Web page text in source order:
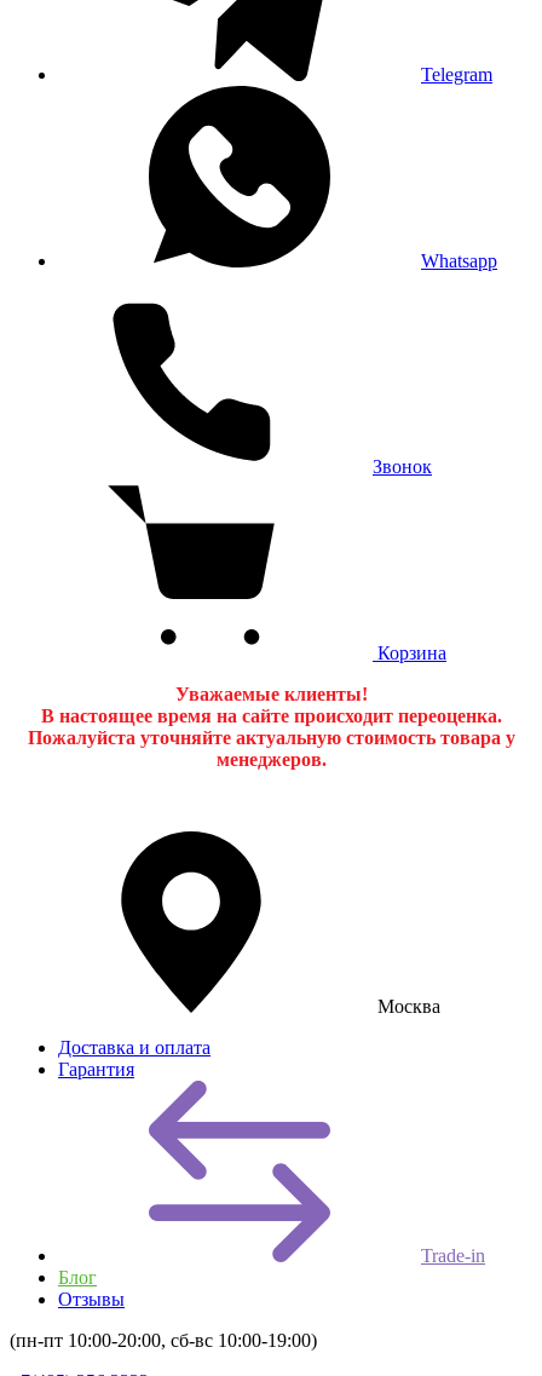
Telegram
Whatsapp
Звонок
Корзина
Уважаемые клиенты!
В настоящее время на сайте происходит переоценка.
Пожалуйста уточняйте актуальную стоимость товара у
менеджеров.
Москва
Доставка и оплата
Гарантия
Trade-in
Блог
Отзывы
(пн-пт 10:00-20:00, сб-вс 10:00-19:00)